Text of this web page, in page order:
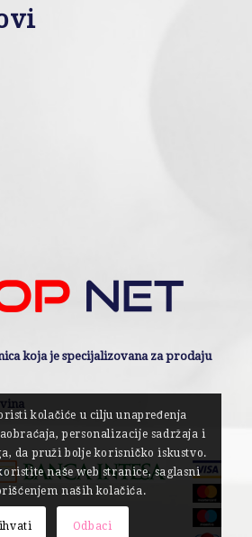
koja je specijalizovana za prodaju
kolačiće u cilju unapređenja
personalizacije sadržaja i
da pruži bolje korisničko iskustvo.
naše web stranice, saglasni
naših kolačića.
Odbaci